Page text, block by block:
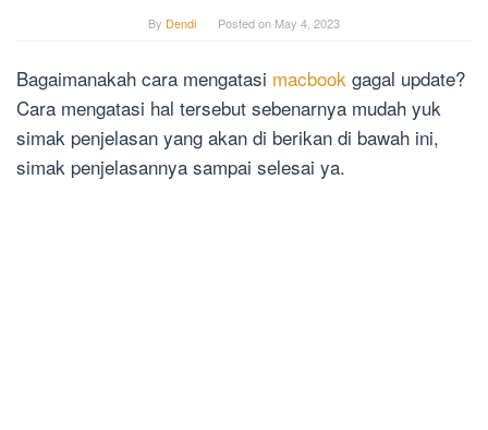
By Dendi Posted on May 4, 2023
Bagaimanakah cara mengatasi macbook gagal update?
Cara mengatasi hal tersebut sebenarnya mudah yuk
simak penjelasan yang akan di berikan di bawah ini,
simak penjelasannya sampai selesai ya.